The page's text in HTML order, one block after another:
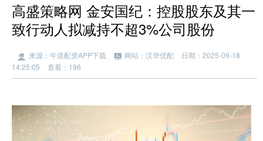
高盛策略网 金安国纪：控股股东及其一
致行动人拟减持不超3%公司股份
来源：牛道配资APP下载 网站：汉华优配
日期：2025-09-18
14:25:05
查看：196